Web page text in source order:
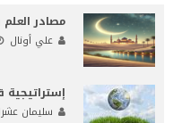
مصادر
علي أونال
إستراتيجية
سليمان